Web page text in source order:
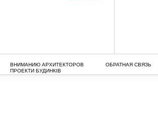
ВНИМАНИЮ АРХИТЕКТОРОВ ОБРАТНАЯ СВЯЗЬ
ПРОЕКТИ БУДИНКІВ